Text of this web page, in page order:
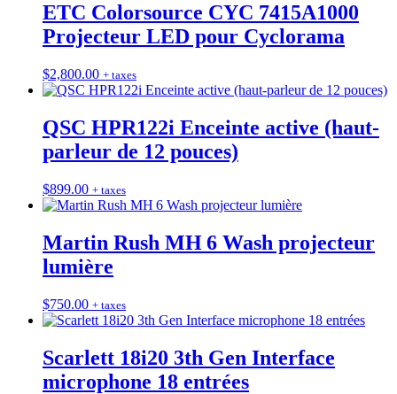
ETC Colorsource CYC 7415A1000
Projecteur LED pour Cyclorama
$2,800.00 + taxes
QSC HPR122i Enceinte active (haut-
parleur de 12 pouces)
$899.00 + taxes
Martin Rush MH 6 Wash projecteur
lumière
$750.00 + taxes
Scarlett 18i20 3th Gen Interface
microphone 18 entrées